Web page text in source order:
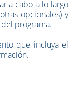
a cabo a lo largo
opcionales) y
programa.
que incluya el